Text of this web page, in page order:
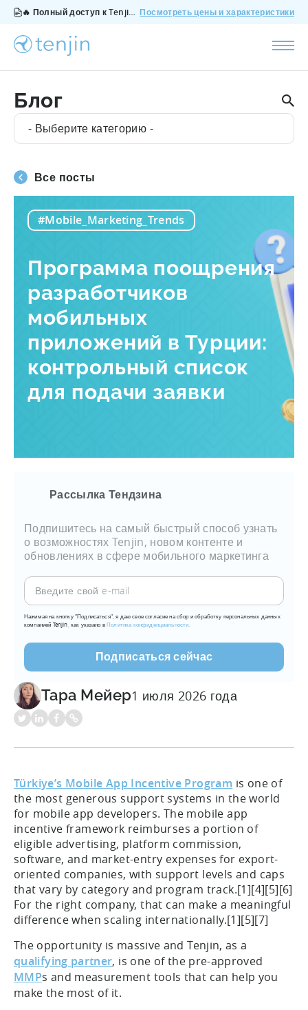
🔥 Полный доступ к Tenjin за $200/месяц - все функции, без дополнений, отмена в любое время. Посмотреть цены и характеристики
Блог
- Выберите категорию -
Все посты
#Mobile_Marketing_Trends
Программа поощрения
разработчиков
мобильных
приложений в Турции:
контрольный список
для подачи заявки
Рассылка Тендзина
Подпишитесь на самый быстрый способ узнать
о возможностях Tenjin, новом контенте и
обновлениях в сфере мобильного маркетинга
Нажимая на кнопку "Подписаться", я даю свое согласие на сбор и обработку персональных данных
компанией Tenjin, как указано вПолитика конфиденциальности.
Тара Мейер1 июля 2026 года
Türkiye’s Mobile App Incentive Program is one of
the most generous support systems in the world
for mobile app developers. The mobile app
incentive framework reimburses a portion of
eligible advertising, platform commission,
software, and market-entry expenses for export-
oriented companies, with support levels and caps
that vary by category and program track.[1][4][5][6]
For the right company, that can make a meaningful
difference when scaling internationally.[1][5][7]
The opportunity is massive and Tenjin, as a
qualifying partner, is one of the pre-approved
MMPs and measurement tools that can help you
make the most of it.